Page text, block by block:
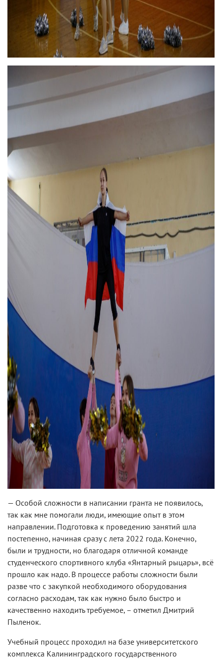
— Особой сложности в написании гранта не появилось,
так как мне помогали люди, имеющие опыт в этом
направлении. Подготовка к проведению занятий шла
постепенно, начиная сразу с лета 2022 года. Конечно,
были и трудности, но благодаря отличной команде
студенческого спортивного клуба «Янтарный рыцарь», всё
прошло как надо. В процессе работы сложности были
разве что с закупкой необходимого оборудования
согласно расходам, так как нужно было быстро и
качественно находить требуемое, – отметил Дмитрий
Пыленок.
Учебный процесс проходил на базе университетского
комплекса Калининградского государственного